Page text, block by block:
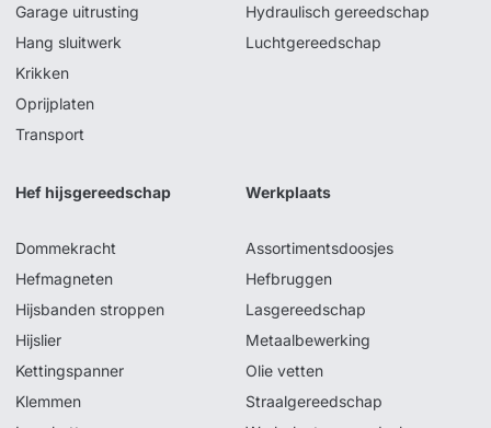
Garage uitrusting
Hang sluitwerk
Krikken
Oprijplaten
Transport
Hydraulisch gereedschap
Luchtgereedschap
Hef hijsgereedschap
Dommekracht
Hefmagneten
Hijsbanden stroppen
Hijslier
Kettingspanner
Klemmen
Werkplaats
Assortimentsdoosjes
Hefbruggen
Lasgereedschap
Metaalbewerking
Olie vetten
Straalgereedschap